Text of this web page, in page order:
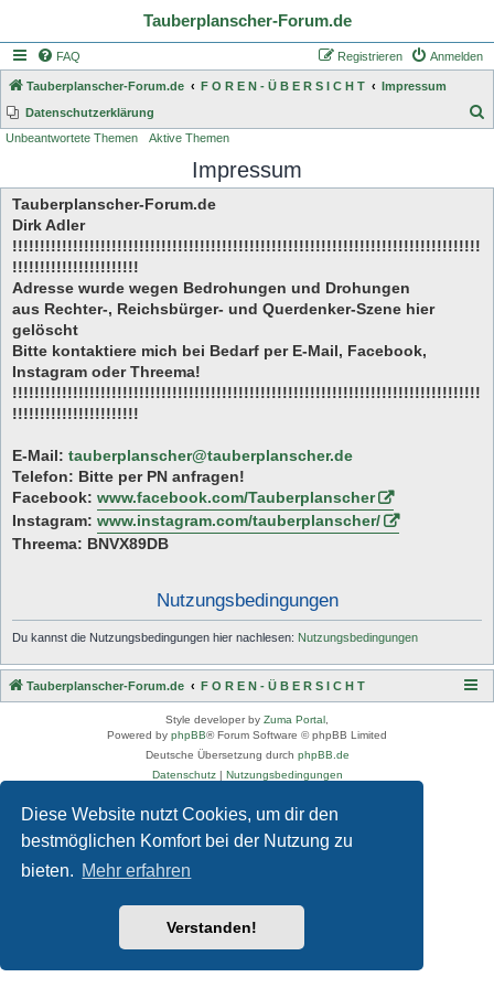
Diese Website nutzt Cookies, um dir den
bestmöglichen Komfort bei der Nutzung zu
bieten. Mehr erfahren
Verstanden!
Tauberplanscher-Forum.de
FAQ Anmelden
Registrieren
Tauberplanscher-Forum.de F O R E N - Ü B E R S I C H T
Impressum
Datenschutzerklärung
h
Unbeantwortete Themen Aktive Themen
Impressum
Tauberplanscher-Forum.de
Dirk Adler
!!!!!!!!!!!!!!!!!!!!!!!!!!!!!!!!!!!!!!!!!!!!!!!!!!!!!!!!!!!!!!!!!!!!!!!!!!!!!!!!!!!!!
!!!!!!!!!!!!!!!!!!!!!!!
Adresse wurde wegen Bedrohungen und Drohungen
aus Rechter-, Reichsbürger- und Querdenker-Szene hier
gelöscht
Bitte kontaktiere mich bei Bedarf per E-Mail, Facebook,
Instagram oder Threema!
!!!!!!!!!!!!!!!!!!!!!!!!!!!!!!!!!!!!!!!!!!!!!!!!!!!!!!!!!!!!!!!!!!!!!!!!!!!!!!!!!!!!!
!!!!!!!!!!!!!!!!!!!!!!!
E-Mail: tauberplanscher@tauberplanscher.de
Telefon: Bitte per PN anfragen!
Facebook: www.facebook.com/Tauberplanscher
Instagram: www.instagram.com/tauberplanscher/
Threema: BNVX89DB
Nutzungsbedingungen
Du kannst die Nutzungsbedingungen hier nachlesen: Nutzungsbedingungen
Tauberplanscher-Forum.de F O R E N - Ü B E R S I C H T
Style developer by Zuma Portal
Powered by phpBB® Forum Software © phpBB Limited
Deutsche Übersetzung durch phpBB.de
Datenschutz| Nutzungsbedingungen